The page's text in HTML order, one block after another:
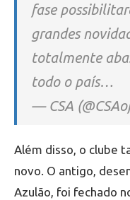
fase
grandes
totalmente
todo o país…
— CSA
Além disso, o clube
novo. O antigo,
Azulão, foi fechado